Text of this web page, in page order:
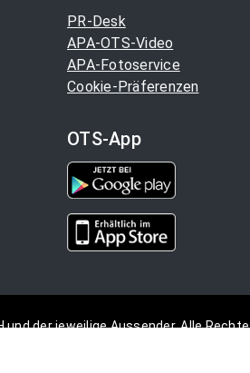
PR-Desk
APA-OTS-Video
APA-Fotoservice
Cookie-Präferenzen
OTS-App
und der jeweilige Aussender. Alle Rechte